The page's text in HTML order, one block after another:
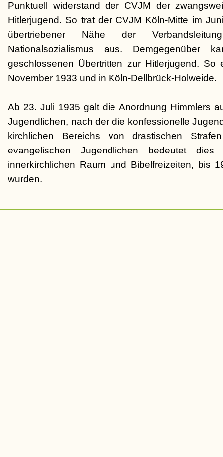
Punktuell widerstand der CVJM der
Hitlerjugend. So trat der CVJM Köln-Mitte im
übertriebener Nähe der
Nationalsozialismus aus.
geschlossenen Übertritten zur Hitlerjugend. So
November 1933 und in Köln-Dellbrück-Holweide.
Ab 23. Juli 1935 galt die Anordnung Himmlers
Jugendlichen, nach der die konfessionelle
kirchlichen Bereichs von drastischen
evangelischen Jugendlichen bedeutet
innerkirchlichen Raum und Bibelfreizeiten, bis
wurden.